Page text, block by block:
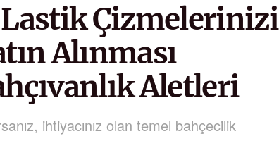
Lastik Çizmelerinizi
Alınması
Aletleri
ihtiyacınız olan temel bahçecilik